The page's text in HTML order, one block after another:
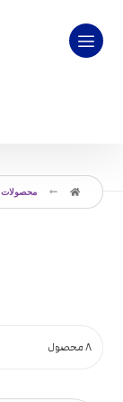
محصولات